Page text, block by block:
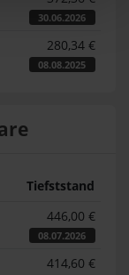
30.06.2026
280,34 €
08.08.2025
Tiefststand
446,00 €
08.07.2026
414,60 €